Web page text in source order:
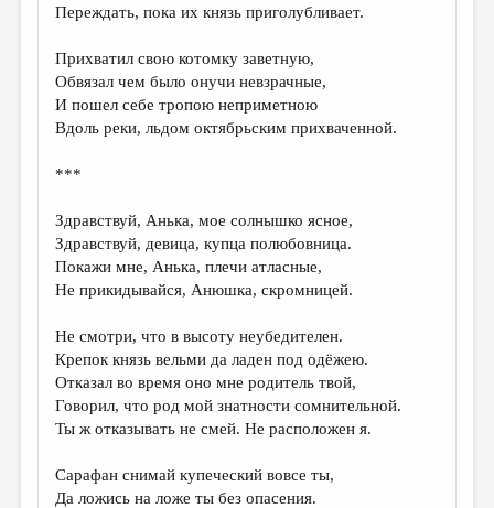
Переждать, пока их князь приголубливает.
Прихватил свою котомку заветную,
Обвязал чем было онучи невзрачные,
И пошел себе тропою неприметною
Вдоль реки, льдом октябрьским прихваченной.
***
Здравствуй, Анька, мое солнышко ясное,
Здравствуй, девица, купца полюбовница.
Покажи мне, Анька, плечи атласные,
Не прикидывайся, Анюшка, скромницей.
Не смотри, что в высоту неубедителен.
Крепок князь вельми да ладен под одёжею.
Отказал во время оно мне родитель твой,
Говорил, что род мой знатности сомнительной.
Ты ж отказывать не смей. Не расположен я.
Сарафан снимай купеческий вовсе ты,
Да ложись на ложе ты без опасения.